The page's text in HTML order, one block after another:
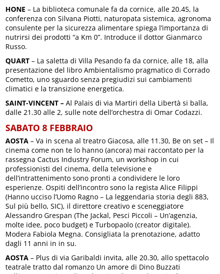
HONE – La biblioteca comunale fa da cornice, alle 20.45, la
conferenza con Silvana Piotti, naturopata sistemica, agronoma
consulente per la sicurezza alimentare spiega l’importanza di
nutrirsi dei prodotti “a Km 0”. Introduce il dottor Gianmarco
Russo.
QUART – La saletta di Villa Pesando fa da cornice, alle 18, alla
presentazione del libro Ambientalismo pragmatico di Corrado
Cometto, uno sguardo senza pregiudizi sui cambiamenti
climatici e la transizione energetica.
SAINT-VINCENT – Al Palais di via Martiri della Libertà si balla,
dalle 21.30 alle 2, sulle note dell’orchestra di Omar Codazzi.
SABATO 8 FEBBRAIO
AOSTA – Va in scena al treatro Giacosa, alle 11.30, Be on set – Il
cinema come non te lo hanno (ancora) mai raccontato per la
rassegna Cactus Industry Forum, un workshop in cui
professionisti del cinema, della televisione e
dell’intrattenimento sono pronti a condividere le loro
esperienze. Ospiti dell’incontro sono la regista Alice Filippi
(Hanno ucciso l’Uomo Ragno – La leggendaria storia degli 883,
Sul più bello, SIC), il direttore creativo e sceneggiatore
Alessandro Grespan (The Jackal, Pesci Piccoli – Un’agenzia,
molte idee, poco budget) e Turbopaolo (creator digitale).
Modera Fabiola Megna. Consigliata la prenotazione, adatto
dagli 11 anni in in su.
AOSTA – Plus di via Garibaldi invita, alle 20.30, allo spettacolo
teatrale tratto dal romanzo Un amore di Dino Buzzati